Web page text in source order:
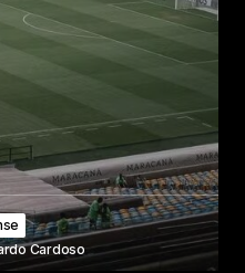
Cardoso